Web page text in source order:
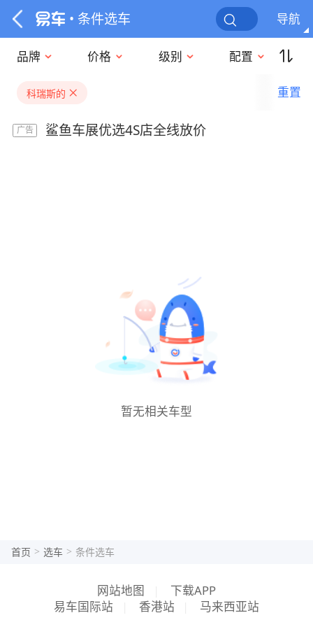
• 条件选车 导航
品牌 价格 级别 配置
科瑞斯的 重置
广告 鲨鱼车展优选4S店全线放价
暂无相关车型
首页 > 选车 > 条件选车
网站地图
下载APP
易车国际站
香港站 马来西亚站